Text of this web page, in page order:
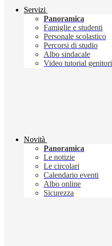
Servizi
Panoramica
Famiglie e studenti
Personale scolastico
Percorsi di studio
Albo sindacale
Video tutorial genitori
Novità
Panoramica
Le notizie
Le circolari
Calendario eventi
Albo online
Sicurezza